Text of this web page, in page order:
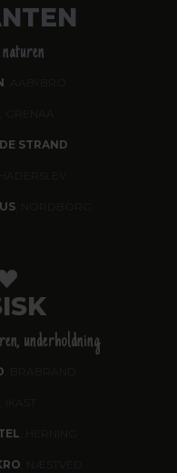
, GRENAA
STRAND
underholdning